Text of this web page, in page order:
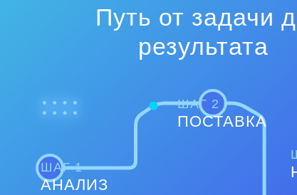
Путь от задачи
результата
ШАГ 1
АНАЛИЗ
ШАГ 2
ПОСТАВКА